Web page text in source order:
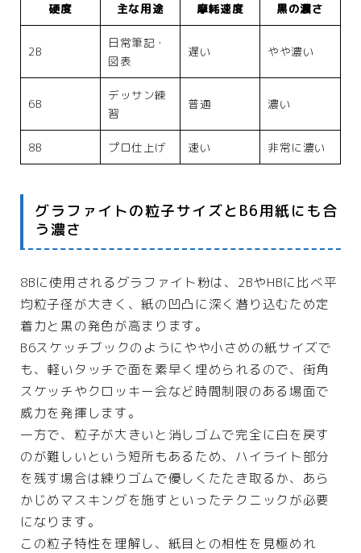
硬度 主な用途 摩耗速度 黒の濃さ
2B
日常筆記・
図表
遅い やや濃い
6B
デッサン練
習
普通 濃い
8B プロ仕上げ 速い 非常に濃い
グラファイトの粒子サイズとB6用紙にも合
う濃さ
8Bに使用されるグラファイト粉は、2BやHBに比べ平
均粒子径が大きく、紙の凹凸に深く潜り込むため定
着力と黒の発色が高まります。
B6スケッチブックのようにやや小さめの紙サイズで
も、軽いタッチで面を素早く埋められるので、街角
スケッチやクロッキー会など時間制限のある場面で
威力を発揮します。
一方で、粒子が大きいと消しゴムで完全に白を戻す
のが難しいという短所もあるため、ハイライト部分
を残す場合は練りゴムで優しくたたき取るか、あら
かじめマスキングを施すといったテクニックが必要
になります。
この粒子特性を理解し、紙目との相性を見極めれ